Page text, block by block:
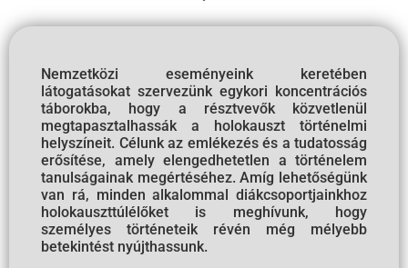
Nemzetközi eseményeink keretében
látogatásokat szervezünk egykori koncentrációs
táborokba, hogy a résztvevők közvetlenül
megtapasztalhassák a holokauszt történelmi
helyszíneit. Célunk az emlékezés és a tudatosság
erősítése, amely elengedhetetlen a történelem
tanulságainak megértéséhez. Amíg lehetőségünk
van rá, minden alkalommal diákcsoportjainkhoz
holokauszttúlélőket is meghívunk, hogy
személyes történeteik révén még mélyebb
betekintést nyújthassunk.